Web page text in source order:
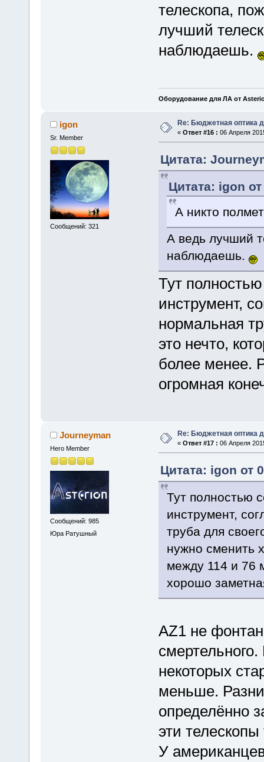
телескопа,
лучший
наблюдаешь.
Оборудование для ЛА от
igon
Sr. Member
Сообщений: 321
Re: Бюджетная оптика
« Ответ #16 : 06 Апреля
Цитата:
Цитата: igon
А никто
А ведь лучший
наблюдаешь.
Тут
инструмент,
нормальная
это нечто,
более менее.
огромная
Journeyman
Hero Member
Сообщений: 985
Юра Ратушный
Re: Бюджетная оптика
« Ответ #17 : 06 Апреля
Цитата: igon от
Тут полностью
инструмент,
труба для
нужно сменить
между 114 и 76
хорошо
AZ1 не
некоторых
меньше.
определённо
эти
У